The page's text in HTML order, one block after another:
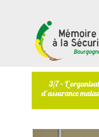
Taper "entrée"
fermer
3/7 –
d’assurance